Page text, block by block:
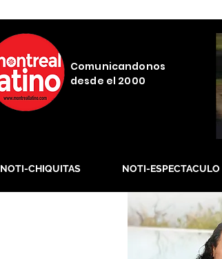
Comunicandonos
desde el 2000
NOTI-CHIQUITAS NOTI-ESPECTACULO